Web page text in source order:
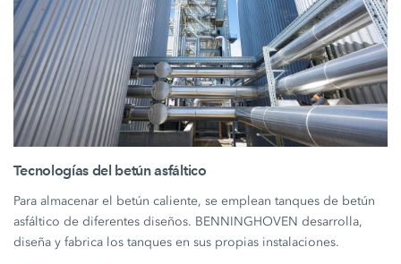
Tecnologías del betún asfáltico
Para almacenar el betún caliente, se emplean tanques de betún
asfáltico de diferentes diseños. BENNINGHOVEN desarrolla,
diseña y fabrica los tanques en sus propias instalaciones.